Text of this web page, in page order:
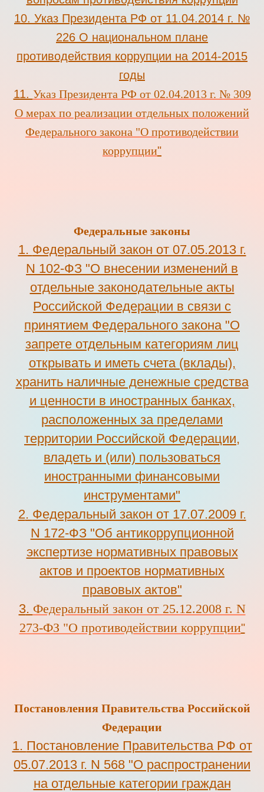
10. Указ Президента РФ от 11.04.2014 г. №
226 О национальном плане
противодействия коррупции на 2014-2015
годы
11. Указ Президента РФ от 02.04.2013 г. № 309
О мерах по реализации отдельных положений
Федерального закона "О противодействии
коррупции"
Федеральные законы
1. Федеральный закон от 07.05.2013 г.
N 102-ФЗ "О внесении изменений в
отдельные законодательные акты
Российской Федерации в связи с
принятием Федерального закона "О
запрете отдельным категориям лиц
открывать и иметь счета (вклады),
хранить наличные денежные средства
и ценности в иностранных банках,
расположенных за пределами
территории Российской Федерации,
владеть и (или) пользоваться
иностранными финансовыми
инструментами"
2. Федеральный закон от 17.07.2009 г.
N 172-ФЗ "Об антикоррупционной
экспертизе нормативных правовых
актов и проектов нормативных
правовых актов"
3. Федеральный закон от 25.12.2008 г. N
273-ФЗ "О противодействии коррупции"
Постановления Правительства Российской
Федерации
1. Постановление Правительства РФ от
05.07.2013 г. N 568 "О распространении
на отдельные категории граждан